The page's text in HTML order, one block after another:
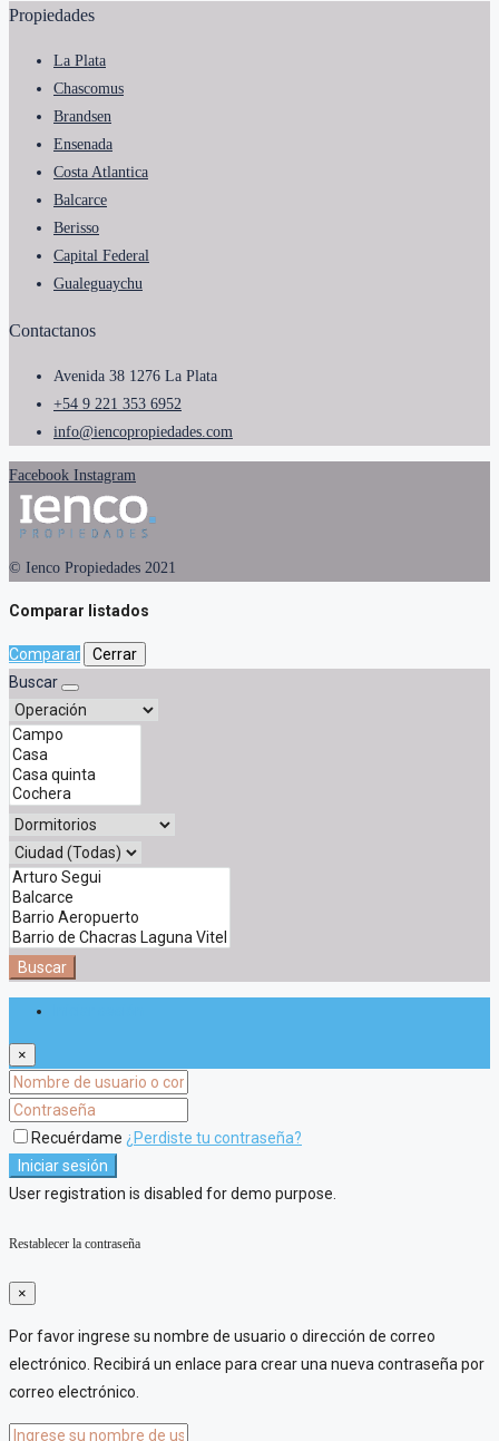
Propiedades
La Plata
Chascomus
Brandsen
Ensenada
Costa Atlantica
Balcarce
Berisso
Capital Federal
Gualeguaychu
Contactanos
Avenida 38 1276 La Plata
+54 9 221 353 6952
info@iencopropiedades.com
Facebook Instagram
© Ienco Propiedades 2021
Comparar listados
Comparar
Cerrar
Buscar
Buscar
×
Recuérdame ¿Perdiste tu contraseña?
Iniciar sesión
User registration is disabled for demo purpose.
Restablecer la contraseña
×
Por favor ingrese su nombre de usuario o dirección de correo
electrónico. Recibirá un enlace para crear una nueva contraseña por
correo electrónico.